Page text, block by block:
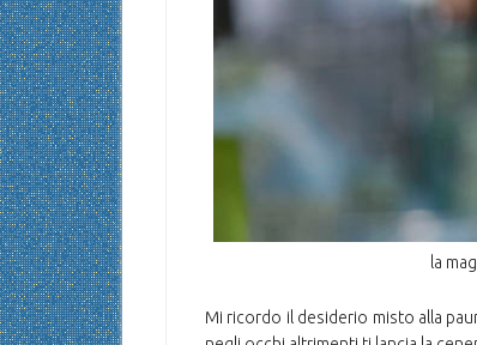
la
Mi ricordo il desiderio misto alla